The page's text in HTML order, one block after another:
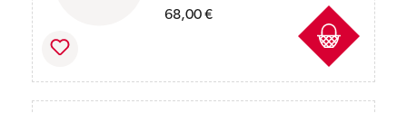
68,00 €
Preise inkl. MwSt. des Lieferlandes zzgl.